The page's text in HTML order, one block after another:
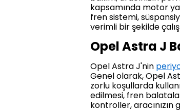
kapsamında motor
fren sistemi,
verimli bir şekilde
Opel Astra J
Opel Astra J'nin
Genel olarak, Opel
zorlu koşullarda
edilmesi, fren
kontroller, aracınızın